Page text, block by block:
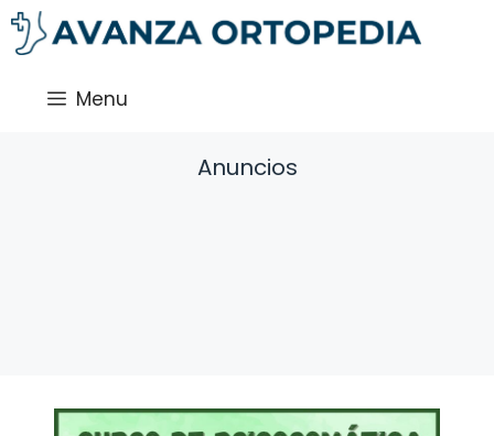
Saltar
al
Menu
Anuncios